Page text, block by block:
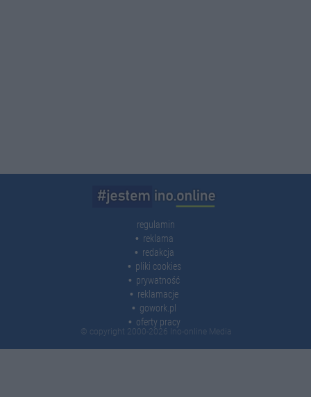
regulamin
reklama
redakcja
pliki cookies
prywatność
reklamacje
gowork.pl
oferty pracy
© copyright 2000-2026 Ino-online Media